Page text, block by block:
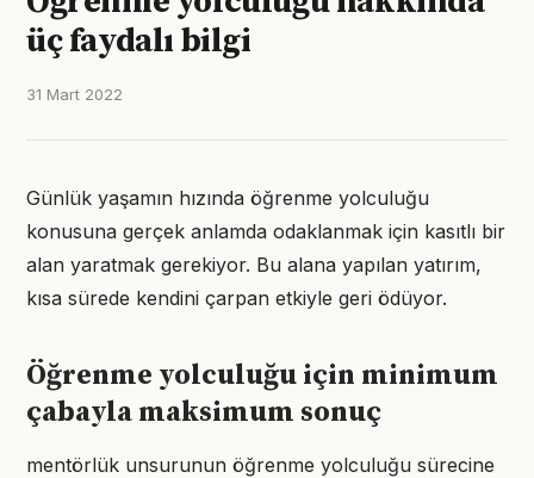
üç faydalı bilgi
31 Mart 2022
Günlük yaşamın hızında öğrenme yolculuğu
konusuna gerçek anlamda odaklanmak için kasıtlı bir
alan yaratmak gerekiyor. Bu alana yapılan yatırım,
kısa sürede kendini çarpan etkiyle geri ödüyor.
Öğrenme yolculuğu için minimum
çabayla maksimum sonuç
mentörlük unsurunun öğrenme yolculuğu sürecine